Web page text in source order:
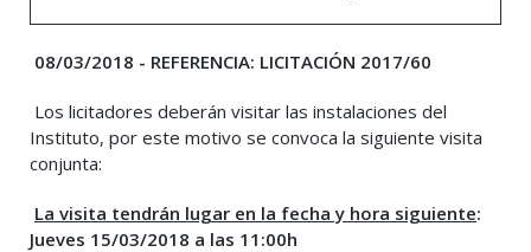
08/03/2018 - REFERENCIA: LICITACIÓN 2017/60
Los licitadores deberán visitar las instalaciones del
Instituto, por este motivo se convoca la siguiente visita
conjunta:
La visita tendrán lugar en la fecha y hora siguiente:
Jueves 15/03/2018 a las 11:00h